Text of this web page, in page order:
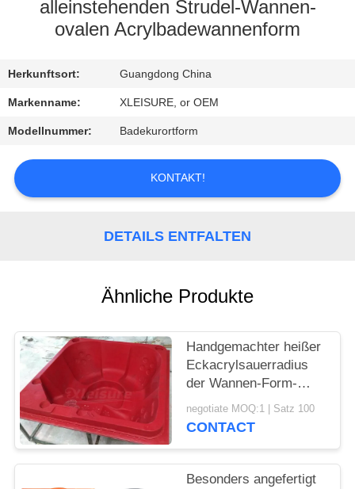
CONTROL
US
REQUEST
QUOTE
alleinstehenden Strudel-Wannen-
ovalen Acrylbadewannenform
Herkunftsort: Guangdong China
Markenname: XLEISURE, or OEM
Modellnummer: Badekurortform
KONTAKT!
DETAILS ENTFALTEN
Ähnliche Produkte
Handgemachter heißer
Eckacrylsauerradius
der Wannen-Form-
175mm mit
grenzenfreien Sitzen
negotiate MOQ:1 | Satz 100
CONTACT
Besonders angefertigt